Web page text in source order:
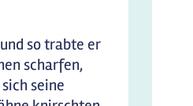
so trabte er
scharfen,
seine